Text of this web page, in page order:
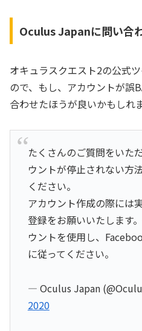
Oculus Japanに問い合
オキュラスクエスト2の公式
ので、もし、アカウントが誤
合わせたほうが良いかもしれ
たくさんのご質問をいた
ウントが停止されない方
ください。
アカウント作成の際には
登録をお願いいたします
ウントを使用し、
に従ってください。
— Oculus Japan
2020